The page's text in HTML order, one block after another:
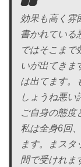
効果も高く雰
書かれている
ではそこまで
いが出てきま
は出てます。
しょうね悪い
ご自身の態度
私は全身6回
ます。まスタ
間で受けれま